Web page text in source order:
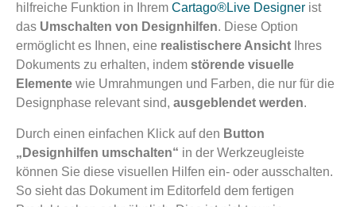
hilfreiche Funktion in Ihrem Cartago®Live Designer ist
das Umschalten von Designhilfen. Diese Option
ermöglicht es Ihnen, eine realistischere Ansicht Ihres
Dokuments zu erhalten, indem störende visuelle
Elemente wie Umrahmungen und Farben, die nur für die
Designphase relevant sind, ausgeblendet werden.
Durch einen einfachen Klick auf den Button
„Designhilfen umschalten“ in der Werkzeugleiste
können Sie diese visuellen Hilfen ein- oder ausschalten.
So sieht das Dokument im Editorfeld dem fertigen